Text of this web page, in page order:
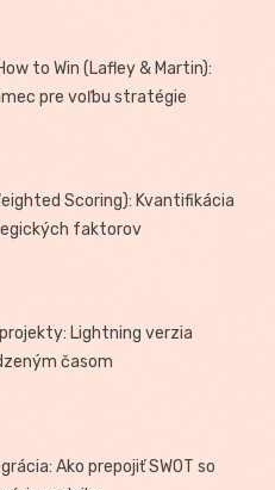
to Win (Lafley & Martin):
pre voľbu stratégie
Scoring): Kvantifikácia
faktorov
projekty: Lightning verzia
časom
Ako prepojiť SWOT so